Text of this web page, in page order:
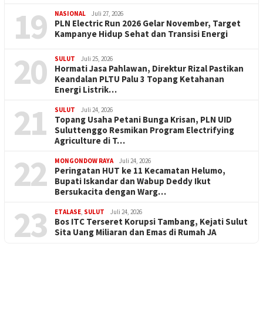
19 NASIONAL Juli 27, 2026
PLN Electric Run 2026 Gelar November, Target
Kampanye Hidup Sehat dan Transisi Energi
20 SULUT Juli 25, 2026
Hormati Jasa Pahlawan, Direktur Rizal Pastikan
Keandalan PLTU Palu 3 Topang Ketahanan
Energi Listrik…
21 SULUT Juli 24, 2026
Topang Usaha Petani Bunga Krisan, PLN UID
Suluttenggo Resmikan Program Electrifying
Agriculture di T…
22 MONGONDOW RAYA Juli 24, 2026
Peringatan HUT ke 11 Kecamatan Helumo,
Bupati Iskandar dan Wabup Deddy Ikut
Bersukacita dengan Warg…
23 ETALASE, SULUT Juli 24, 2026
Bos ITC Terseret Korupsi Tambang, Kejati Sulut
Sita Uang Miliaran dan Emas di Rumah JA